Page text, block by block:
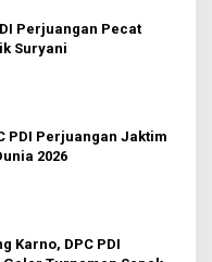
Perjuangan Pecat
Suryani
PDI Perjuangan Jaktim
2026
Karno, DPC PDI